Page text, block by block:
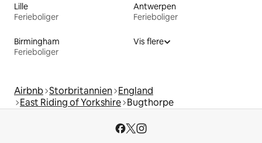
Lille
Ferieboliger
Antwerpen
Ferieboliger
Birmingham
Ferieboliger
Vis flere
Airbnb Storbritannien England
East Riding of Yorkshire Bugthorpe